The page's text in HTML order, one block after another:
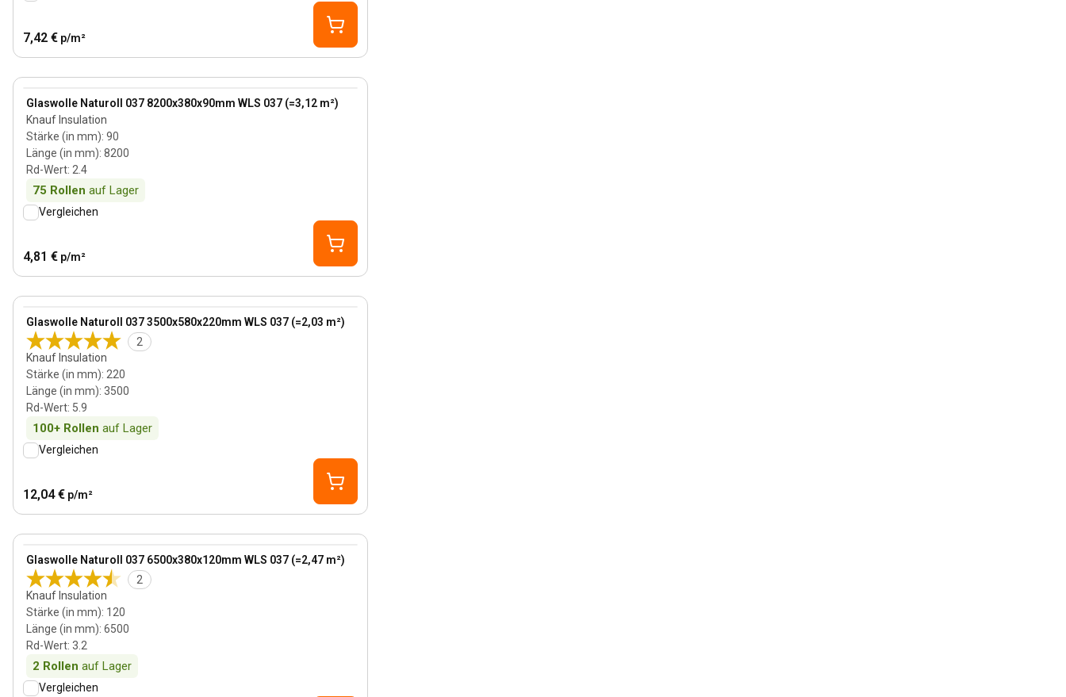
7,42 € p/m²
Glaswolle Naturoll 037 8200x380x90mm WLS 037 (=3,12 m²)
Knauf Insulation
Stärke (in mm): 90
Länge (in mm): 8200
Rd-Wert: 2.4
75 Rollen auf Lager
View product
Vergleichen
4,81 € p/m²
Glaswolle Naturoll 037 3500x580x220mm WLS 037 (=2,03 m²)
2
Knauf Insulation
Stärke (in mm): 220
Länge (in mm): 3500
Rd-Wert: 5.9
100+ Rollen auf Lager
View product
Vergleichen
12,04 € p/m²
Glaswolle Naturoll 037 6500x380x120mm WLS 037 (=2,47 m²)
2
Knauf Insulation
Stärke (in mm): 120
Länge (in mm): 6500
Rd-Wert: 3.2
2 Rollen auf Lager
View product
Vergleichen